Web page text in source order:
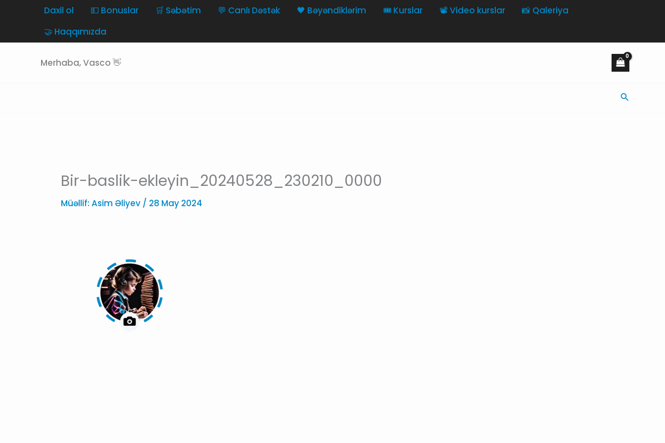
Daxil ol 💵 Bonuslar 🛒 Səbətim 💬 Canlı Dəstək 🖤 Bəyəndiklərim 🎟️ Kurslar 📽️ Video kurslar
📸 Qaleriya
🤝 Haqqımızda
Merhaba, Vasco 👋
Axtarış
Bir-baslik-ekleyin_20240528_230210_0000
Müəllif: Asim Əliyev / 28 May 2024